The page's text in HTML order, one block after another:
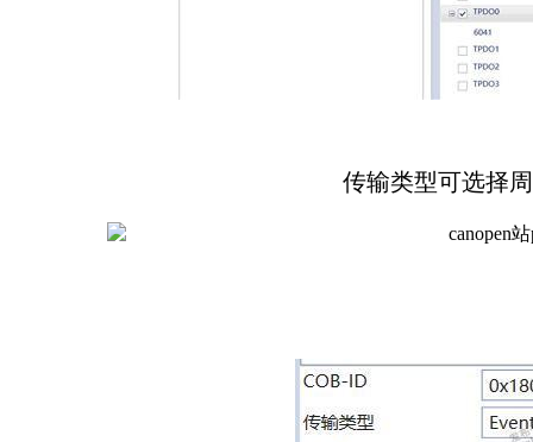
传输类型可选择